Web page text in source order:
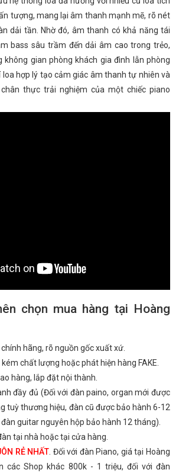
tượng, mang lại âm thanh mạnh mẽ, rõ nét
dải tần. Nhờ đó, âm thanh có khả năng tái
bass sâu trầm đến dải âm cao trong trẻo,
gian phòng khách gia đình lẫn phòng
loa hợp lý tạo cảm giác âm thanh tự nhiên và
thực trải nghiệm của một chiếc piano
chọn mua hàng tại Hoàng
hãng, rõ nguồn gốc xuất xứ.
chất lượng hoặc phát hiện hàng FAKE.
hàng, lắp đặt nội thành.
đầy đủ (Đối với đàn paino, organ mới được
tuỳ thương hiệu, đàn cũ được bảo hành 6-12
guitar nguyên hộp bảo hành 12 tháng).
tại nhà hoặc tại cửa hàng.
RẺ NHẤT . Đối với đàn Piano, giá tại Hoàng
các Shop khác 800k - 1 triệu, đối với đàn